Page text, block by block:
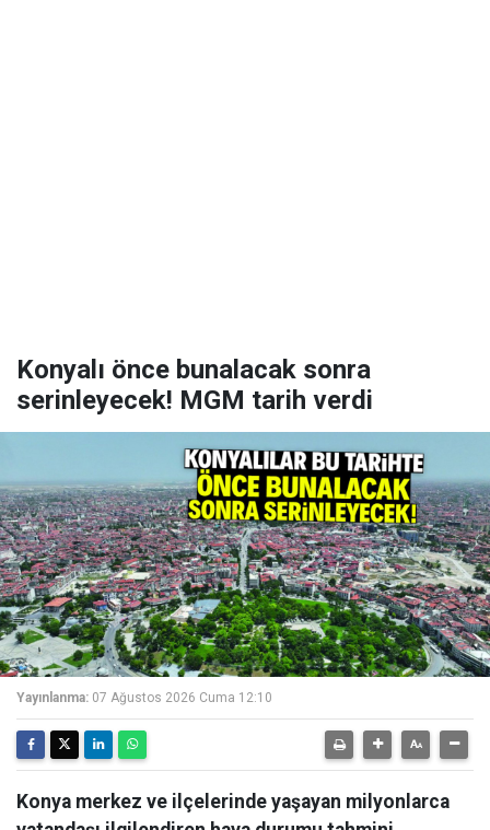
Konyalı önce bunalacak sonra
serinleyecek! MGM tarih verdi
Yayınlanma: 07 Ağustos 2026 Cuma 12:10
Konya merkez ve ilçelerinde yaşayan milyonlarca